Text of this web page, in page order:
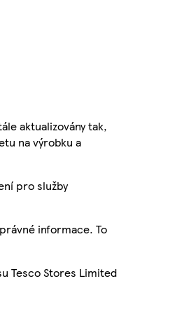
aktualizovány tak,
na výrobku a
pro služby
informace. To
Tesco Stores Limited